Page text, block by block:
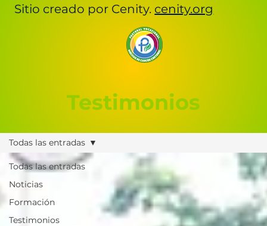
Sitio creado por Cenity. cenity.org
Todas las entradas
Noticias
Formación
Testimonios
Todas las entradas
Testimonios